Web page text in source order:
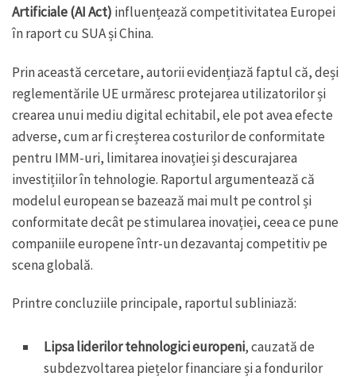
Artificiale (AI Act) influențează competitivitatea Europei
în raport cu SUA și China.
Prin această cercetare, autorii evidențiază faptul că, deși
reglementările UE urmăresc protejarea utilizatorilor și
crearea unui mediu digital echitabil, ele pot avea efecte
adverse, cum ar fi creșterea costurilor de conformitate
pentru IMM-uri, limitarea inovației și descurajarea
investițiilor în tehnologie. Raportul argumentează că
modelul european se bazează mai mult pe control și
conformitate decât pe stimularea inovației, ceea ce pune
companiile europene într-un dezavantaj competitiv pe
scena globală.
Printre concluziile principale, raportul subliniază:
Lipsa liderilor tehnologici europeni, cauzată de
subdezvoltarea piețelor financiare și a fondurilor